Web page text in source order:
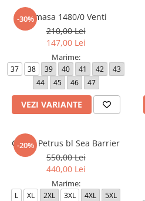
-30%Camasa 1480/0 Venti
210,00 Lei
147,00 Lei
Marime:
37 38 39 40 41 42
43
44
45 46 47
VEZI VARIANTE
-20%
Geaca Petrus bl Sea Barrier
550,00 Lei
440,00 Lei
Marime:
L XL 2XL 3XL 4XL
5XL